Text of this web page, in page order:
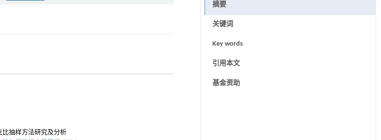
摘要
关键词
Key words
引用本文
基金资助